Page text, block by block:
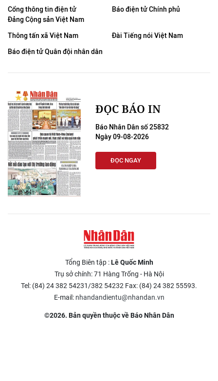
Cổng thông tin điện tử
Đảng Cộng sản Việt Nam
Báo điện tử Chính phủ
Thông tấn xã Việt Nam
Đài Tiếng nói Việt Nam
Báo điện tử Quân đội nhân dân
ĐỌC BÁO IN
Báo Nhân Dân số 25832
Ngày 09-08-2026
ĐỌC NGAY
Tổng Biên tập :Lê Quốc Minh
Trụ sở chính: 71 Hàng Trống - Hà Nội
Tel: (84) 24 382 54231/382 54232 Fax: (84) 24 382 55593.
E-mail: nhandandientu@nhandan.vn
©2026. Bản quyền thuộc về Báo Nhân Dân